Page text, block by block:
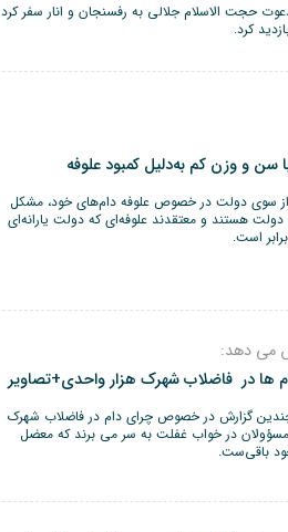
حجت الاسلام جلالی به رفسنجان و انار سفر کرد
کرد.
و وزن کم به‌دلیل کمبود علوفه
از سوی دولت در خصوص علوفه دام‌های خود، مشکل
هستند و معتقدند علوفه‌ای که دولت یارانه‌ای
است.
می دهد:
ها در فاضلاب شهرک هزار واحدی+تصاویر
گزارش در خصوص چرای دام در فاضلاب شهرک
مسؤولان در خواب غفلت به سر می برند که معضل
باقی‌ست.